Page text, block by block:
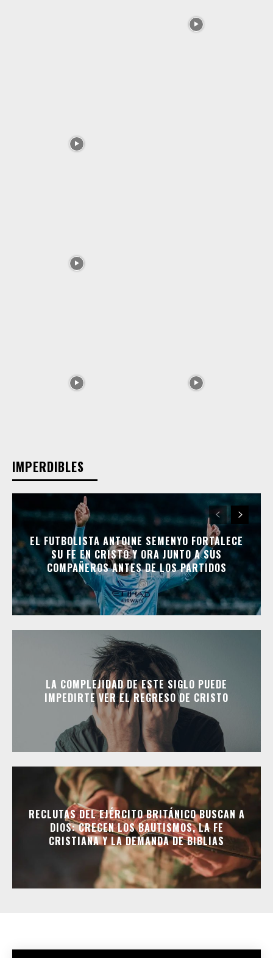
IMPERDIBLES
EL FUTBOLISTA ANTOINE SEMENYO FORTALECE
SU FE EN CRISTO Y ORA JUNTO A SUS
COMPAÑEROS ANTES DE LOS PARTIDOS
LA COMPLEJIDAD DE ESTE SIGLO PUEDE
IMPEDIRTE VER EL REGRESO DE CRISTO
RECLUTAS DEL EJÉRCITO BRITÁNICO BUSCAN A
DIOS: CRECEN LOS BAUTISMOS, LA FE
CRISTIANA Y LA DEMANDA DE BIBLIAS